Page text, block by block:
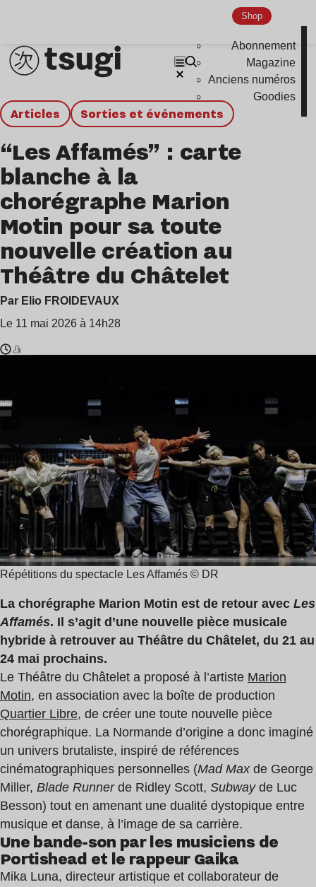
Shop
Abonnement
Magazine
Anciens numéros
Goodies
Articles Sorties et événements
“Les Affamés” : carte
blanche à la
chorégraphe Marion
Motin pour sa toute
nouvelle création au
Théâtre du Châtelet
Par Elio FROIDEVAUX
Le 11 mai 2026 à 14h28
:
min
Répétitions du spectacle Les Affamés © DR
La chorégraphe Marion Motin est de retour avec Les
Affamés. Il s’agit d’une nouvelle pièce musicale
hybride à retrouver au Théâtre du Châtelet, du 21 au
24 mai prochains.
Le Théâtre du Châtelet a proposé à l’artiste Marion
Motin, en association avec la boîte de production
Quartier Libre, de créer une toute nouvelle pièce
chorégraphique. La Normande d’origine a donc imaginé
un univers brutaliste, inspiré de références
cinématographiques personnelles (Mad Maxde George
Miller, Blade Runnerde Ridley Scott, Subwayde Luc
Besson) tout en amenant une dualité dystopique entre
musique et danse, à l’image de sa carrière.
Une bande-son par les musiciens de
Portishead et le rappeur Gaika
Mika Luna, directeur artistique et collaborateur de